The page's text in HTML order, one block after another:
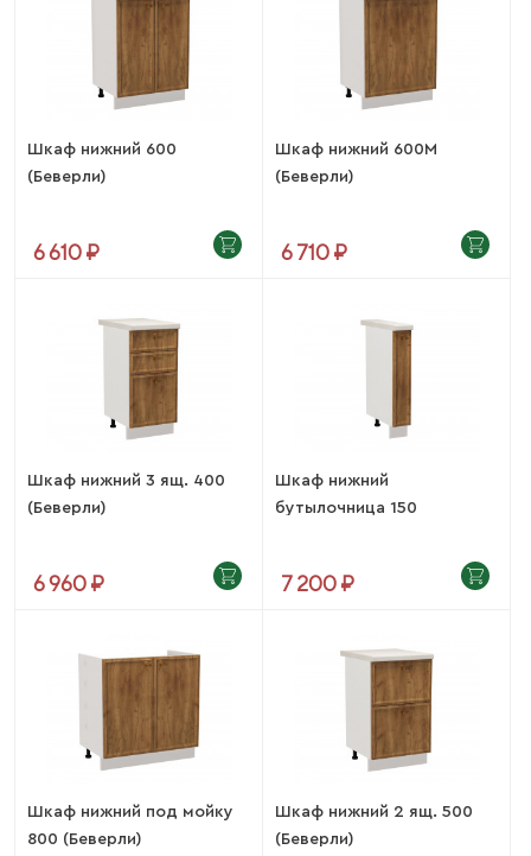
Шкаф нижний 600
(Беверли)
6 610 ₽
Шкаф нижний 600М
(Беверли)
6 710 ₽
Шкаф нижний 3 ящ. 400
(Беверли)
6 960 ₽
Шкаф нижний
бутылочница 150
7 200 ₽
Шкаф нижний под мойку
800 (Беверли)
Шкаф нижний 2 ящ. 500
(Беверли)